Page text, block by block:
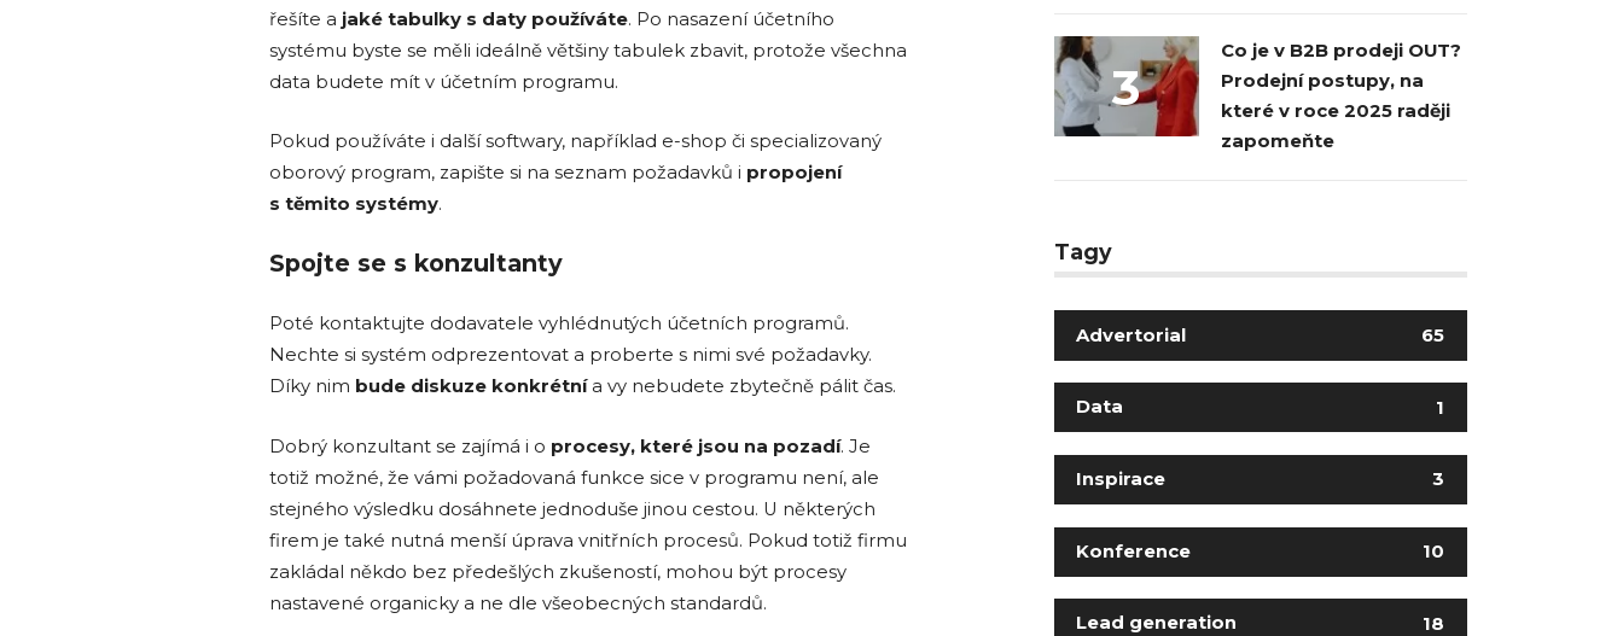
řešíte a jaké tabulky s daty používáte. Po nasazení účetního
systému byste se měli ideálně většiny tabulek zbavit, protože všechna
data budete mít v účetním programu.
Pokud používáte i další softwary, například e-shop či specializovaný
oborový program, zapište si na seznam požadavků i propojení
s těmito systémy.
Spojte se s konzultanty
Poté kontaktujte dodavatele vyhlédnutých účetních programů.
Nechte si systém odprezentovat a proberte s nimi své požadavky.
Díky nim bude diskuze konkrétnía vy nebudete zbytečně pálit čas.
Dobrý konzultant se zajímá i o procesy, které jsou na pozadí. Je
totiž možné, že vámi požadovaná funkce sice v programu není, ale
stejného výsledku dosáhnete jednoduše jinou cestou. U některých
firem je také nutná menší úprava vnitřních procesů. Pokud totiž firmu
zakládal někdo bez předešlých zkušeností, mohou být procesy
nastavené organicky a ne dle všeobecných standardů.
3
Co je v B2B prodeji OUT?
Prodejní postupy, na
které v roce 2025 raději
zapomeňte
Tagy
Advertorial 65
Data 1
Inspirace 3
Konference 10
Lead generation 18